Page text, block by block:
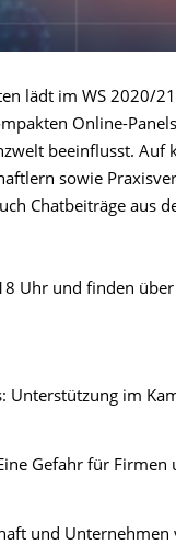
lädt im WS 2020/
Online-
beeinflusst. Auf
sowie
Chatbeiträge aus
Uhr und finden
Unterstützung im
Gefahr für Firmen
und Unternehmen